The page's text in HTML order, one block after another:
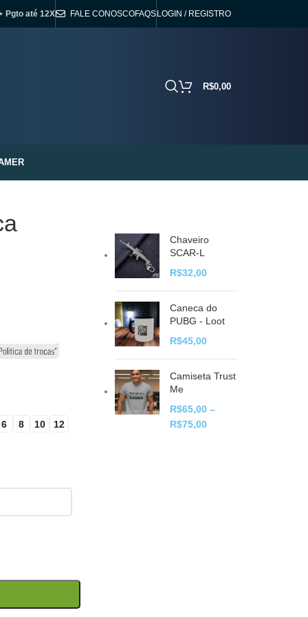
Pgto até 12X FALE CONOSCOFAQS LOGIN / REGISTRO
R$0,00
6 8 10 12
Chaveiro
SCAR-L
R$32,00
Caneca do
PUBG - Loot
R$45,00
Camiseta Trust
Me
R$65,00 –
R$75,00